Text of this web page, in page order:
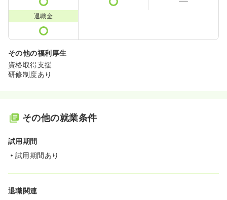
退職金
その他の福利厚生
資格取得支援
研修制度あり
その他の就業条件
試用期間
試用期間あり
退職関連